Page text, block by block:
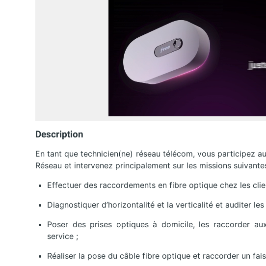
Description
En tant que technicien(ne) réseau télécom, vous participez
Réseau et intervenez principalement sur les missions
Effectuer des raccordements en fibre optique chez les
Diagnostiquer d’horizontalité et la verticalité et auditer
Poser des prises optiques à domicile, les raccorder
service ;
Réaliser la pose du câble fibre optique et raccorder un